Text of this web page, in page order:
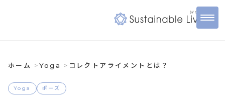
ホーム Yoga コレクトアライメントとは？
Yoga ポーズ